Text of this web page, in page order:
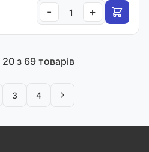
- +
20 з 69 товарів
3 4